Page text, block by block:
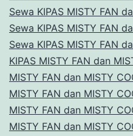
Sewa KIPAS MISTY FAN
Sewa KIPAS MISTY FAN
Sewa KIPAS MISTY FAN
KIPAS MISTY FAN dan
MISTY FAN dan MISTY
MISTY FAN dan MISTY
MISTY FAN dan MISTY
MISTY FAN dan MISTY